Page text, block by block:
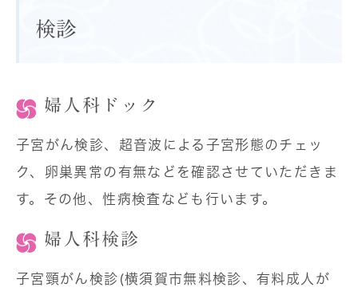
検診
婦人科ドック
子宮がん検診、超音波による子宮形態のチェッ
ク、卵巣異常の有無などを確認させていただきま
す。その他、性病検査なども行います。
婦人科検診
子宮頸がん検診(横須賀市無料検診、有料成人が